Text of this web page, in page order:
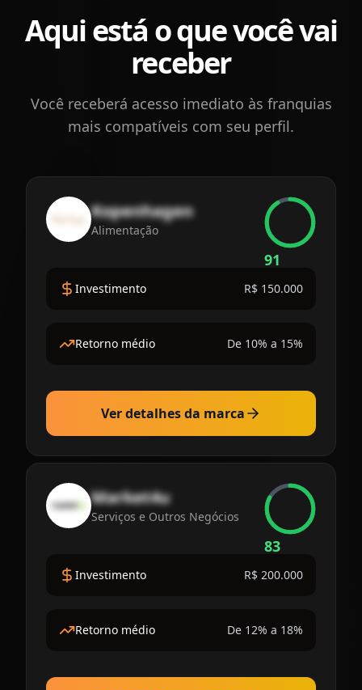
Aqui está o que você vai
receber
Você receberá acesso imediato às franquias
mais compatíveis com seu perfil.
Kopenhagen
Alimentação
91
Investimento R$ 150.000
Retorno médio De 10% a 15%
Ver detalhes da marca
Market4u
Serviços e Outros Negócios
83
Investimento R$ 200.000
Retorno médio De 12% a 18%